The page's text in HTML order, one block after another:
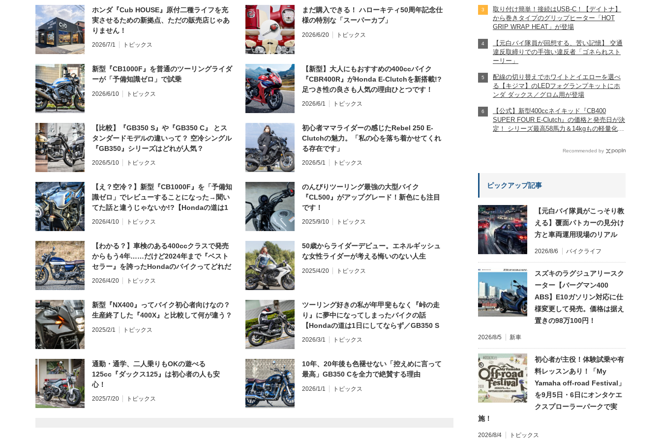
ホンダ『Cub HOUSE』原付二種ライフを充
実させるための新拠点、ただの販売店じゃあ
りません！
2026/7/1 トピックス
まだ購入できる！ ハローキティ50周年記念仕
様の特別な「スーパーカブ」
2026/6/20 トピックス
新型『CB1000F』を普通のツーリングライダ
ーが「予備知識ゼロ」で試乗
2026/6/10 トピックス
【新型】大人にもおすすめの400ccバイク
『CBR400R』がHonda E-Clutchを新搭載!?
足つき性の良さも人気の理由ひとつです！
2026/6/1 トピックス
【比較】『GB350 S』や『GB350 C』 とス
タンダードモデルの違いって？ 空冷シングル
『GB350』シリーズはどれが人気？
2026/5/10 トピックス
初心者ママライダーの感じたRebel 250 E-
Clutchの魅力。「私の心を落ち着かせてくれ
る存在です」
2026/5/1 トピックス
【え？空冷？】新型『CB1000F』を「予備知
識ゼロ」でレビューすることになった→聞い
てた話と違うじゃないか!?【Hondaの道は1
日にしてならず／CB1000F ①第一印象 編】
2026/4/10 トピックス
のんびりツーリング最強の大型バイク
『CL500』がアップグレード！新色にも注目
です！
2025/9/10 トピックス
【わかる？】車検のある400ccクラスで発売
からもう4年……だけど2024年まで『ベスト
セラー』を誇ったHondaのバイクってどれだ
と思う？
2026/4/20 トピックス
50歳からライダーデビュー。エネルギッシュ
な女性ライダーが考える悔いのない人生
2025/4/20 トピックス
新型『NX400』ってバイク初心者向けなの？
生産終了した『400X』と比較して何が違う？
2025/2/1 トピックス
ツーリング好きの私が年甲斐もなく『峠の走
り』に夢中になってしまったバイクの話
【Hondaの道は1日にしてならず／GB350 S
インプレ・レビュー 前編】
2026/3/1 トピックス
通勤・通学、二人乗りもOKの遊べる
125cc『ダックス125』は初心者の人も安
心！
2025/7/20 トピックス
10年、20年後も色褪せない「控えめに言って
最高」GB350 Cを全力で絶賛する理由
2026/1/1 トピックス
取り付け簡単！接続はUSB-C！【デイトナ】
から巻きタイプのグリップヒーター「HOT
GRIP WRAP HEAT」が登場
【元白バイ隊員が回想する、苦い記憶】 交通
違反取締りでの手強い違反者「ゴネられスト
ーリー」
配線の切り替えでホワイトとイエローを選べ
る【キジマ】のLEDフォグランプキットにホ
ンダ ダックス／グロム用が登場
【公式】新型400ccネイキッド『CB400
SUPER FOUR E-Clutch』の価格と発売日が決
定！ シリーズ最高58馬力＆14kgもの軽量化!?
Recommended by
ピックアップ記事
【元白バイ隊員がこっそり教
える】覆面パトカーの見分け
方と車両運用現場のリアル
2026/8/6 バイクライフ
スズキのラグジュアリースク
ーター【バーグマン400
ABS】E10ガソリン対応に仕
様変更して発売。価格は据え
置きの98万100円！
2026/8/5 新車
初心者が主役！体験試乗や有
料レッスンあり！「My
Yamaha off-road Festival」
を9月5日・6日にオンタケエ
クスプローラーパークで実
施！
2026/8/4 トピックス